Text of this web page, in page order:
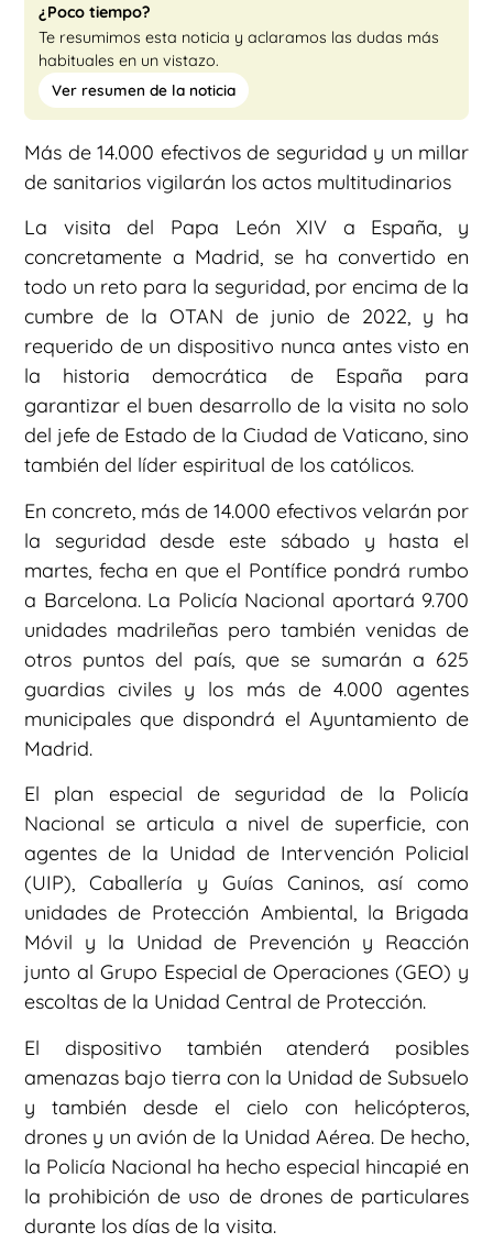
¿Poco tiempo?
Te resumimos esta noticia y aclaramos las dudas más
habituales en un vistazo.
Ver resumen de la noticia
Más de 14.000 efectivos de seguridad y un millar
de sanitarios vigilarán los actos multitudinarios
La visita del Papa León XIV a España, y
concretamente a Madrid, se ha convertido en
todo un reto para la seguridad, por encima de la
cumbre de la OTAN de junio de 2022, y ha
requerido de un dispositivo nunca antes visto en
la historia democrática de España para
garantizar el buen desarrollo de la visita no solo
del jefe de Estado de la Ciudad de Vaticano, sino
también del líder espiritual de los católicos.
En concreto, más de 14.000 efectivos velarán por
la seguridad desde este sábado y hasta el
martes, fecha en que el Pontífice pondrá rumbo
a Barcelona. La Policía Nacional aportará 9.700
unidades madrileñas pero también venidas de
otros puntos del país, que se sumarán a 625
guardias civiles y los más de 4.000 agentes
municipales que dispondrá el Ayuntamiento de
Madrid.
El plan especial de seguridad de la Policía
Nacional se articula a nivel de superficie, con
agentes de la Unidad de Intervención Policial
(UIP), Caballería y Guías Caninos, así como
unidades de Protección Ambiental, la Brigada
Móvil y la Unidad de Prevención y Reacción
junto al Grupo Especial de Operaciones (GEO) y
escoltas de la Unidad Central de Protección.
El dispositivo también atenderá posibles
amenazas bajo tierra con la Unidad de Subsuelo
y también desde el cielo con helicópteros,
drones y un avión de la Unidad Aérea. De hecho,
la Policía Nacional ha hecho especial hincapié en
la prohibición de uso de drones de particulares
durante los días de la visita.